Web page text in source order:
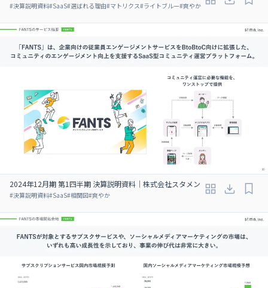
#決算説明資料#SaaS#選ばれる理由#マトリクス#ライトブルー#爽やか
2024年12月期 第1四半期 決算説明資料｜株式会社スタメン
#決算説明資料#SaaS#相関図#爽やか